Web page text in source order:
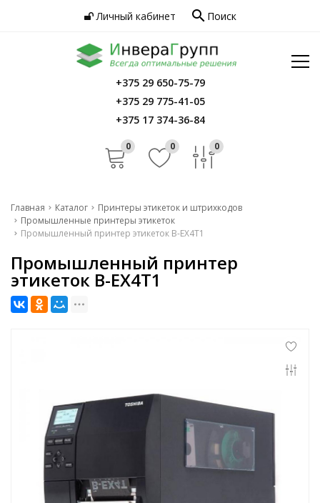
Личный кабинет search Поиск
Главная
Каталог
Услуги
Сервис
Инфо
Контакты
+375 29 650-75-79
+375 29 775-41-05
+375 17 374-36-84
0 0 0
Главная Каталог
Принтеры этикеток и штрихкодов
Промышленные принтеры этикеток
Промышленный принтер этикеток В-ЕХ4Т1
Промышленный принтер
этикеток В-ЕХ4Т1
Услуги
Сервис
Инфо
Контакты